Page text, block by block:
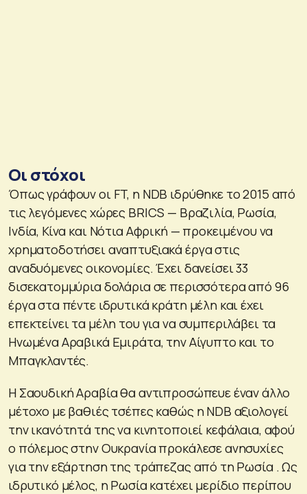
Οι στόχοι
Όπως γράφουν οι FT, η NDB ιδρύθηκε το 2015 από
τις λεγόμενες χώρες BRICS — Βραζιλία, Ρωσία,
Ινδία, Κίνα και Νότια Αφρική — προκειμένου να
χρηματοδοτήσει αναπτυξιακά έργα στις
αναδυόμενες οικονομίες. Έχει δανείσει 33
δισεκατομμύρια δολάρια σε περισσότερα από 96
έργα στα πέντε ιδρυτικά κράτη μέλη και έχει
επεκτείνει τα μέλη του για να συμπεριλάβει τα
Ηνωμένα Αραβικά Εμιράτα, την Αίγυπτο και το
Μπαγκλαντές.
Η Σαουδική Αραβία θα αντιπροσώπευε έναν άλλο
μέτοχο με βαθιές τσέπες καθώς η NDB αξιολογεί
την ικανότητά της να κινητοποιεί κεφάλαια, αφού
ο πόλεμος στην Ουκρανία προκάλεσε ανησυχίες
για την εξάρτηση της τράπεζας από τη Ρωσία . Ως
ιδρυτικό μέλος, η Ρωσία κατέχει μερίδιο περίπου